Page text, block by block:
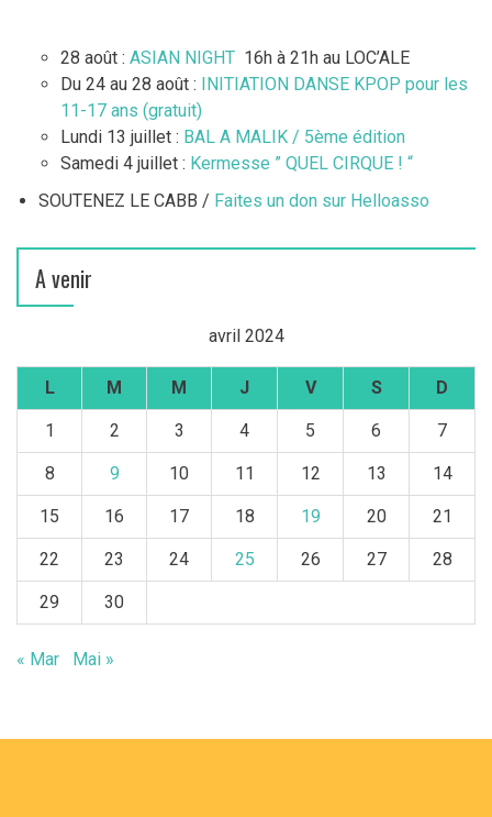
28 août : ASIAN NIGHT 16h à 21h au LOC’ALE
Du 24 au 28 août : INITIATION DANSE KPOP pour les
11-17 ans (gratuit)
Lundi 13 juillet : BAL A MALIK / 5ème édition
Samedi 4 juillet : Kermesse ” QUEL CIRQUE ! “
SOUTENEZ LE CABB / Faites un don sur Helloasso
A venir
avril 2024
L M M J V S D
1 2 3 4 5 6 7
8 9 10 11 12 13 14
15 16 17 18 19 20 21
22 23 24 25 26 27 28
29 30
« Mar Mai »